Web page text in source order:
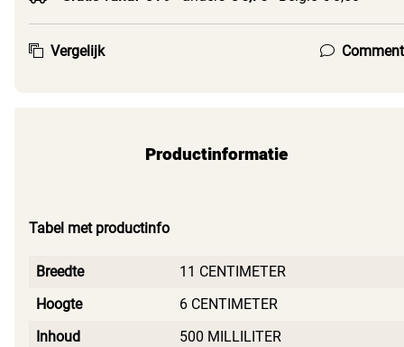
Vergelijk Comment
Productinformatie
Tabel met productinfo
Breedte
11 CENTIMETER
Hoogte
6 CENTIMETER
Inhoud
500 MILLILITER